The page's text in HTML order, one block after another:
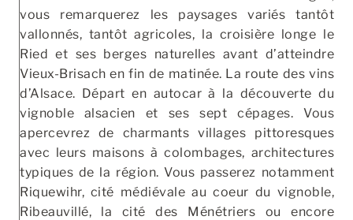
vous remarquerez les paysages variés tantôt
vallonnés, tantôt agricoles, la croisière longe le
Ried et ses berges naturelles avant d’atteindre
Vieux-Brisach en fin de matinée. La route des vins
d’Alsace. Départ en autocar à la découverte du
vignoble alsacien et ses sept cépages. Vous
apercevrez de charmants villages pittoresques
avec leurs maisons à colombages, architectures
typiques de la région. Vous passerez notamment
Riquewihr, cité médiévale au coeur du vignoble,
Ribeauvillé, la cité des Ménétriers ou encore